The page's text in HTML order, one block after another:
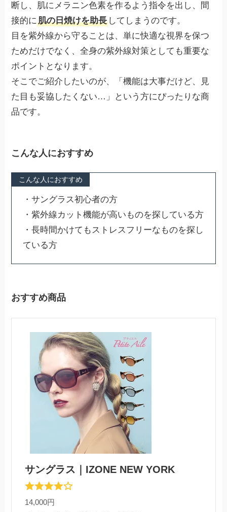
断し、肌にメラニン色素を作るよう指令を出し、間
接的に肌の日焼けを助長 してしまうのです。
目を紫外線から守ることは、単に快適な視界を保つ
ためだけでなく、全身の紫外線対策としても重要な
ポイントとなります。
そこでご紹介したいのが、「機能は大事だけど、見
た目も妥協したくない…」という方にぴったりな商
品です。
こんな人におすすめ
こんな人におすすめ
・サングラス初心者の方
・紫外線カット機能が高いものを探している方
・長時間かけてもストレスフリーなものを探し
ている方
おすすめ商品
サングラス｜IZONE NEW YORK
14,000円